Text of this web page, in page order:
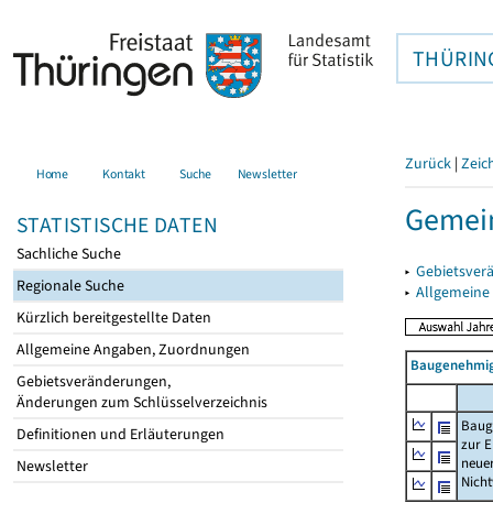
Home Kontakt Suche Newsletter
STATISTISCHE DATEN
Sachliche Suche
Regionale Suche
Kürzlich bereitgestellte Daten
Allgemeine Angaben, Zuordnungen
Gebietsveränderungen,
Änderungen zum Schlüsselverzeichnis
Definitionen und Erläuterungen
Newsletter
Zurück |
▸
▸
zur